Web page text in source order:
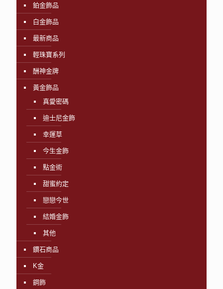
鉑金飾品
白金飾品
最新商品
輕珠寶系列
酬神金牌
黃金飾品
真愛密碼
迪士尼金飾
幸運草
今生金飾
點金術
甜蜜約定
戀戀今世
結婚金飾
其他
鑽石商品
K金
鋼飾